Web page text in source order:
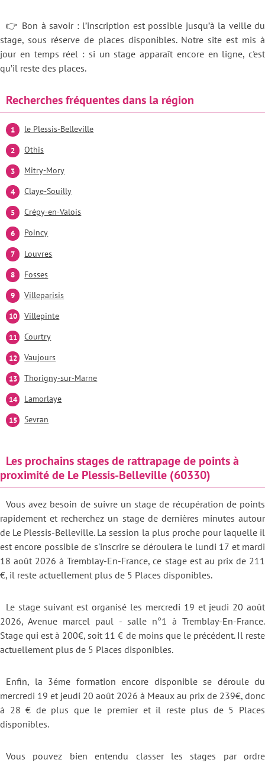
👉 Bon à savoir : l’inscription est possible jusqu’à la veille du
stage, sous réserve de places disponibles. Notre site est mis à
jour en temps réel : si un stage apparaît encore en ligne, c'est
qu’il reste des places.
Recherches fréquentes dans la région
le Plessis-Belleville
Othis
Mitry-Mory
Claye-Souilly
Crépy-en-Valois
Poincy
Louvres
Fosses
Villeparisis
Villepinte
Courtry
Vaujours
Thorigny-sur-Marne
Lamorlaye
Sevran
Les prochains stages de rattrapage de points à
proximité de Le Plessis-Belleville (60330)
Vous avez besoin de suivre un stage de récupération de points
rapidement et recherchez un stage de dernières minutes autour
de Le Plessis-Belleville. La session la plus proche pour laquelle il
est encore possible de s'inscrire se déroulera le lundi 17 et mardi
18 août 2026 à Tremblay-En-France, ce stage est au prix de 211
€, il reste actuellement plus de 5 Places disponibles.
Le stage suivant est organisé les mercredi 19 et jeudi 20 août
2026, Avenue marcel paul - salle n°1 à Tremblay-En-France.
Stage qui est à 200€, soit 11 € de moins que le précédent. Il reste
actuellement plus de 5 Places disponibles.
Enfin, la 3éme formation encore disponible se déroule du
mercredi 19 et jeudi 20 août 2026 à Meaux au prix de 239€, donc
à 28 € de plus que le premier et il reste plus de 5 Places
disponibles.
Vous pouvez bien entendu classer les stages par ordre